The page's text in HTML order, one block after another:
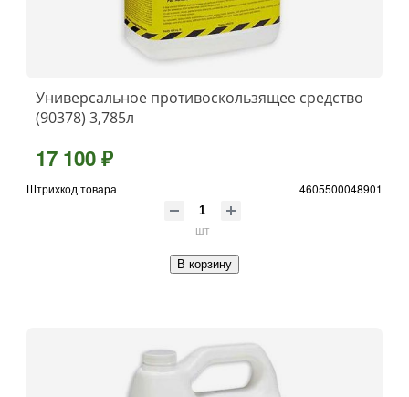
Универсальное противоскользящее средство
(90378) 3,785л
17 100 ₽
Штрихкод товара 4605500048901
шт
В корзину